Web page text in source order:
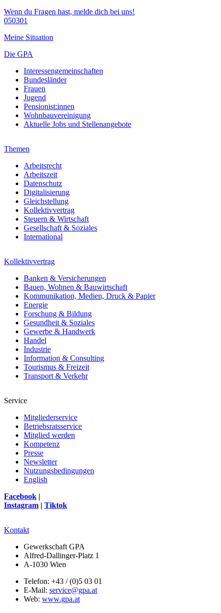
Wenn du Fragen hast, melde dich bei uns!
050301
Meine Situation
Die GPA
Interessengemeinschaften
Bundesländer
Frauen
Jugend
Pensionist:innen
Wohnbauvereinigung
Aktuelle Jobs und Stellenangebote
Themen
Arbeitsrecht
Arbeitszeit
Datenschutz
Digitalisierung
Gleichstellung
Kollektivvertrag
Steuern & Wirtschaft
Gesellschaft & Soziales
International
Kollektivvertrag
Banken & Versicherungen
Bauen, Wohnen & Bauwirtschaft
Kommunikation, Medien, Druck & Papier
Energie
Forschung & Bildung
Gesundheit & Soziales
Gewerbe & Handwerk
Handel
Industrie
Information & Consulting
Tourismus & Freizeit
Transport & Verkehr
Service
Mitgliederservice
Betriebsratsservice
Mitglied werden
Kompetenz
Presse
Newsletter
Nutzungsbedingungen
English
Facebook |
Instagram | Tiktok
Kontakt
Gewerkschaft GPA
Alfred-Dallinger-Platz 1
A-1030 Wien
Telefon: +43 / (0)5 03 01
E-Mail: service@gpa.at
Web: www.gpa.at